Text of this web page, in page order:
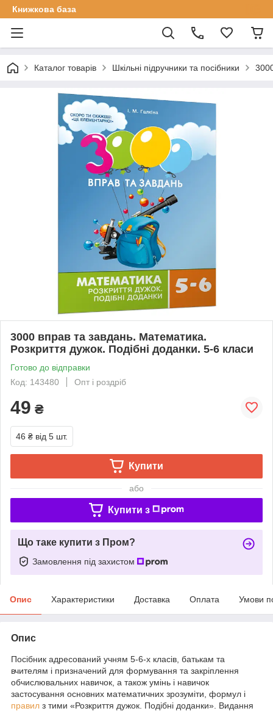
Книжкова база
Каталог товарів Шкільні підручники та посібники
3000 вправ та завдань. Математика.
Розкриття дужок. Подібні доданки. 5-6 класи
Готово до відправки
Код: 143480
Опт і роздріб
49 ₴
46 ₴ від 5 шт.
Купити
або
Купити з
Що таке купити з Пром?
Замовлення під захистом
Опис Характеристики Доставка Оплата Умови
Опис
Посібник адресований учням 5-6-х класів, батькам та
вчителям і призначений для формування та закріплення
обчислювальних навичок, а також умінь і навичок
застосування основних математичних зрозуміти, формул і
правил з тими «Розкриття дужок. Подібні доданки». Видання